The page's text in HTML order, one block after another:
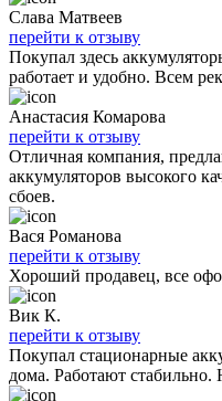
Слава Матвеев
перейти к отзыву
Покупал здесь
работает и удобно. Всем
Анастасия Комарова
перейти к отзыву
Отличная компания,
аккумуляторов высокого
сбоев.
Вася Романова
перейти к отзыву
Хороший продавец, все
Вик К.
перейти к отзыву
Покупал стационарные
дома. Работают стабильно.